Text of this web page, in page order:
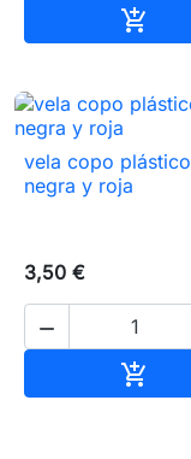

vela copo plástico
negra y roja
3,50 €

